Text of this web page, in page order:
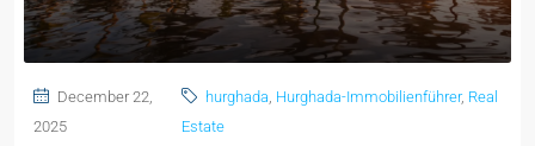
December 22,
2025
hurghada, Hurghada-Immobilienführer, Real
Estate